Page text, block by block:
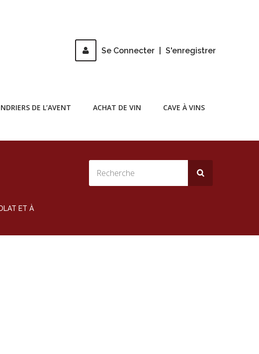
Se Connecter S'enregistrer
DE L’AVENT ACHAT DE VIN CAVE À VINS
ET À